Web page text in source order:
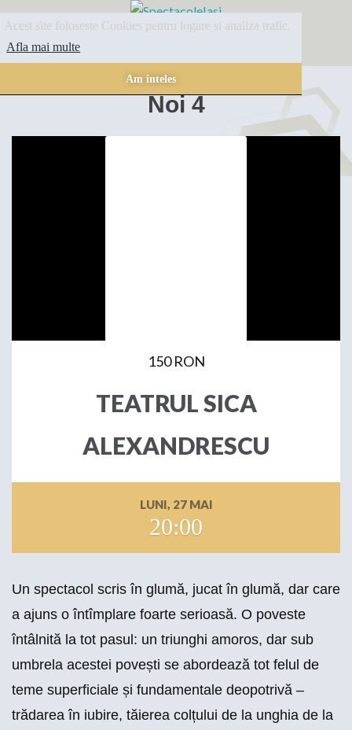
Acest site foloseste Cookies pentru logare si analiza trafic.
Afla mai multe
Am inteles
SPECTACOLE
Noi 4
150 RON
TEATRUL SICA
ALEXANDRESCU
LUNI, 27 MAI
20:00
Un spectacol scris în glumă, jucat în glumă, dar care
a ajuns o întîmplare foarte serioasă. O poveste
întâlnită la tot pasul: un triunghi amoros, dar sub
umbrela acestei povești se abordează tot felul de
teme superficiale și fundamentale deopotrivă –
trădarea în iubire, tăierea colțului de la unghia de la